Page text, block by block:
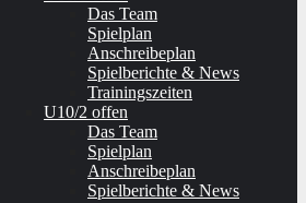
Das Team
Spielplan
Anschreibeplan
Spielberichte & News
Trainingszeiten
U10/2 offen
Das Team
Spielplan
Anschreibeplan
Spielberichte & News